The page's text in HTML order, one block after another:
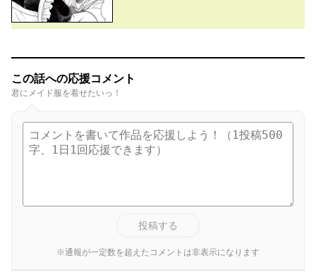
この話への応援コメント
君にメイド服を着せたいっ！
投稿する
※通報が一定数を超えたコメントは非表示になります